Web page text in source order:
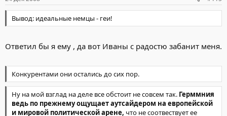
Вывод: идеальные немцы - геи!
Ответил бы я ему , да вот Иваны с радостю забанит меня.
Конкурентами они остались до сих пор.
Ну на мой взглад на деле все обстоит не совсем так. Герммния
ведь по прежнему ощущает аутсайдером на европейской
и мировой политической арене, что не соотвествует ее